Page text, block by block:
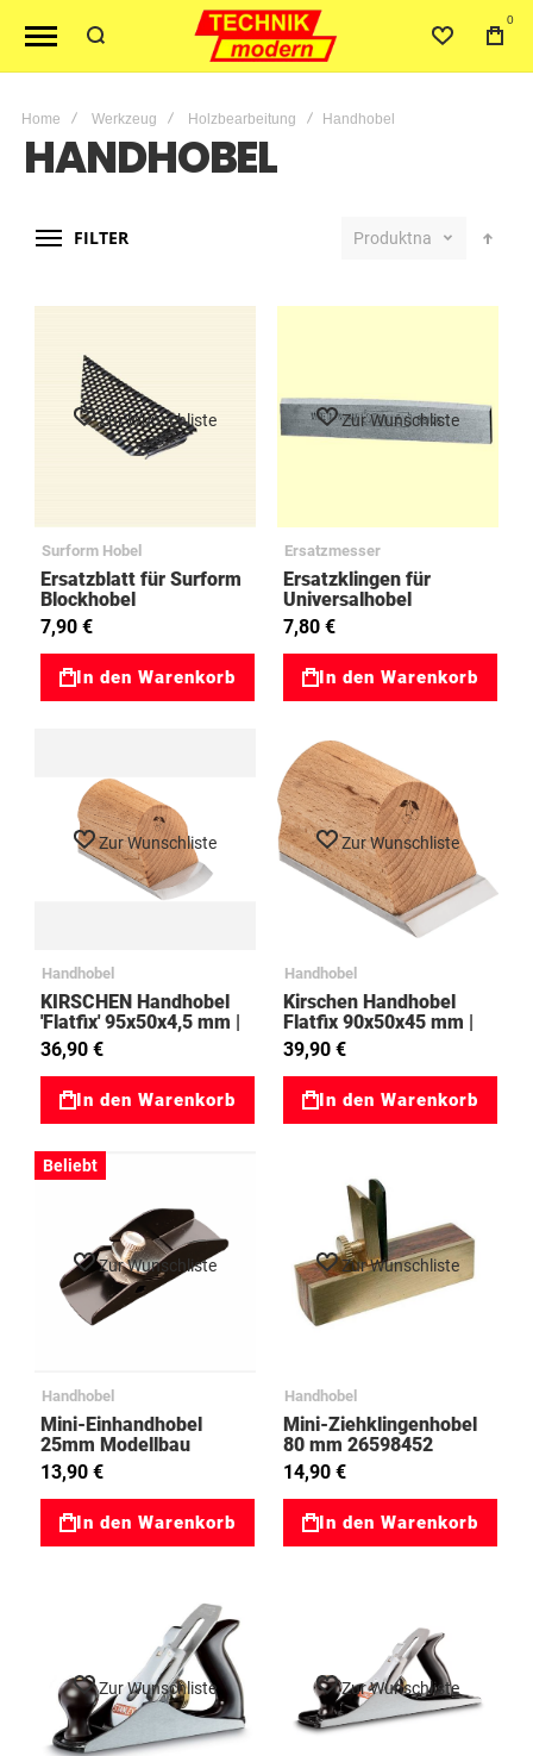
0
Home Werkzeug Holzbearbeitung Handhobel
HANDHOBEL
FILTER Produktname
Zur Wunschliste
Surform Hobel
Ersatzblatt für Surform
Blockhobel
7,90 €
In den Warenkorb
Zur Wunschliste
Ersatzmesser
Ersatzklingen für
Universalhobel
7,80 €
In den Warenkorb
Zur Wunschliste
Handhobel
KIRSCHEN Handhobel
'Flatfix' 95x50x4,5 mm |
Runde Schneide
47003809
36,90 €
In den Warenkorb
Zur Wunschliste
Handhobel
Kirschen Handhobel
Flatfix 90x50x45 mm |
Gerade Schneide
3808000
39,90 €
In den Warenkorb
Zur Wunschliste
Beliebt
Handhobel
Mini-Einhandhobel
25mm Modellbau
29078225
13,90 €
In den Warenkorb
Zur Wunschliste
Handhobel
Mini-Ziehklingenhobel
80 mm 26598452
14,90 €
In den Warenkorb
Zur Wunschliste Zur Wunschliste